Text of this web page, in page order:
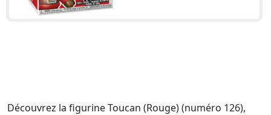
Découvrez la figurine Toucan (Rouge) (numéro 126),